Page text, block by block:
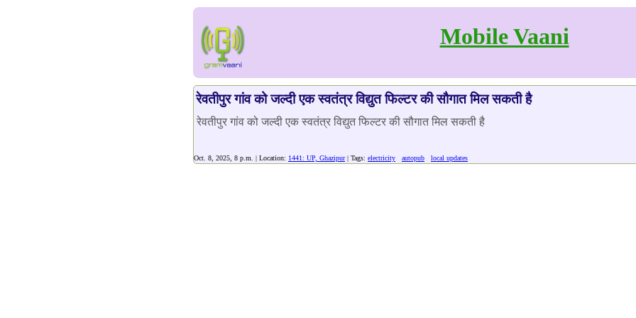
Mobile Vaani
रेवतीपुर गांव को जल्दी एक स्वतंत्र विद्युत फिल्टर की सौगात मिल सकती है
रेवतीपुर गांव को जल्दी एक स्वतंत्र विद्युत फिल्टर की सौगात मिल सकती है
Oct. 8, 2025, 8 p.m. | Location: 1441: UP, Ghazipur| Tags: electricity autopub local updates